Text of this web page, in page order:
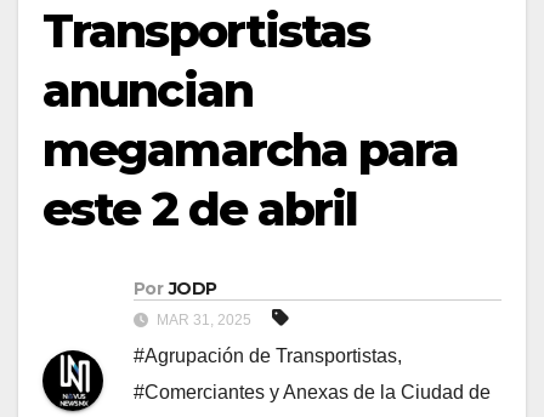
Transportistas
anuncian
megamarcha para
este 2 de abril
Por JODP
MAR 31, 2025
#Agrupación de Transportistas,
#Comerciantes y Anexas de la Ciudad de